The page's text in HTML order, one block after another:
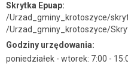
Skrytka Epuap:
/Urzad_gminy_krotoszyce/
/Urzad_gminy_krotoszyce/
Godziny urzędowania:
poniedziałek - wtorek: 7:00 -